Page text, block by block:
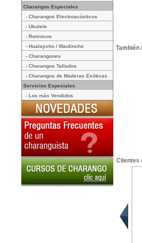
Charangos Especiales
- Charangos Electroacústicos
- Ukulele
- Ronrocos
- Hualaycho / Maulincho
- Charangones
- Charangos Tallados
- Charangos de Maderas Exóticas
Servicios Especiales
- Los más Vendidos
También
Clientes